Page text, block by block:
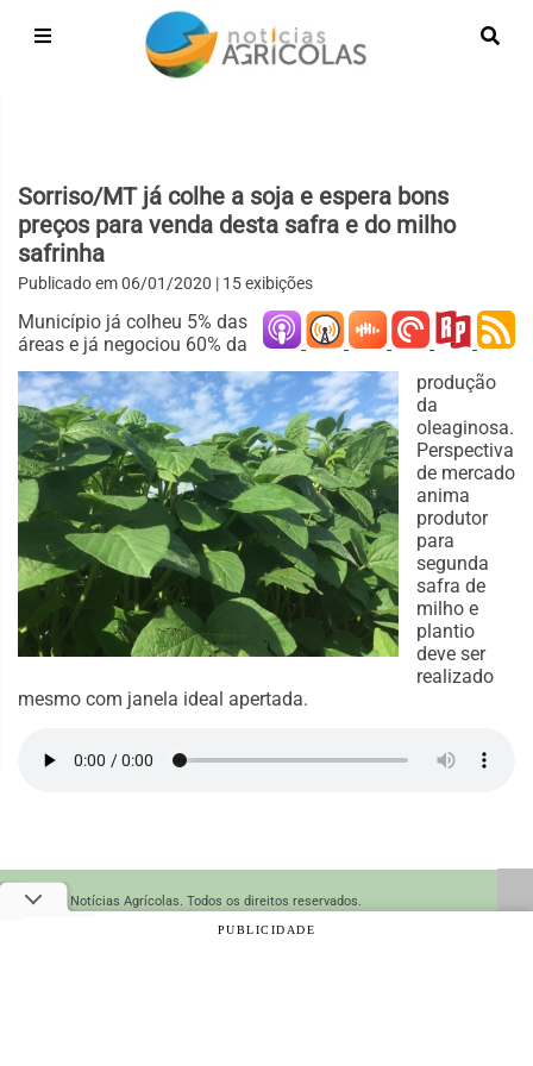
Sorriso/MT já colhe a soja e espera bons
preços para venda desta safra e do milho
safrinha
Publicado em06/01/2020 | 15 exibições
Município já colheu 5% das
áreas e já negociou 60% da
produção
da
oleaginosa.
Perspectiva
de mercado
anima
produtor
para
segunda
safra de
milho e
plantio
deve ser
realizado
mesmo com janela ideal apertada.
© 2026 Notícias Agrícolas. Todos os direitos reservados.
PUBLICIDADE